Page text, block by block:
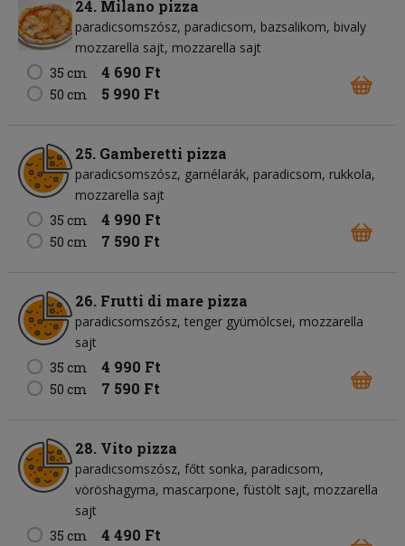
24. Milano pizza
paradicsomszósz paradicsom bazsalikom bivaly
mozzarella sajt mozzarella sajt
35 cm
4 690 Ft
50 cm 5 990 Ft
25. Gamberetti pizza
paradicsomszósz garnélarák paradicsom rukkola
mozzarella sajt
35 cm
4 990 Ft
50 cm 7 590 Ft
26. Frutti di mare pizza
paradicsomszósz tenger gyümölcsei mozzarella
sajt
35 cm
4 990 Ft
50 cm 7 590 Ft
28. Vito pizza
paradicsomszósz főtt sonka paradicsom
vöröshagyma mascarpone füstölt sajt mozzarella
sajt
35 cm
4 490 Ft